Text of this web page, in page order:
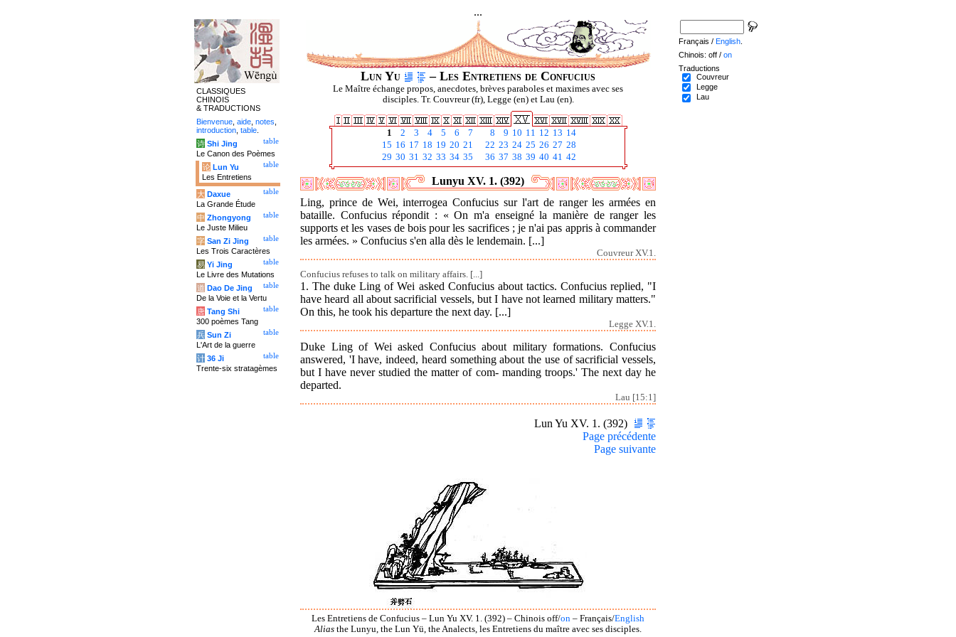
...
Lun Yu – Les Entretiens de Confucius
Le Maître échange propos, anecdotes, brèves paraboles et maximes avec ses
disciples. Tr. Couvreur (fr), Legge (en) et Lau (en).
1 2 3 4 5 6 7 8 9 10 11 12 13 14
15 16 17 18 19 20 21 22 23 24 25 26 27 28
29 30 31 32 33 34 35 36 37 38 39 40 41 42
Lunyu XV. 1. (392)
Ling, prince de Wei, interrogea Confucius sur l'art de ranger les armées en
bataille. Confucius répondit : « On m'a enseigné la manière de ranger les
supports et les vases de bois pour les sacrifices ; je n'ai pas appris à commander
les armées. » Confucius s'en alla dès le lendemain. [...]
Couvreur XV.1.
Confucius refuses to talk on military affairs. [...]
1. The duke Ling of Wei asked Confucius about tactics. Confucius replied, "I
have heard all about sacrificial vessels, but I have not learned military matters."
On this, he took his departure the next day. [...]
Legge XV.1.
Duke Ling of Wei asked Confucius about military formations. Confucius
answered, 'I have, indeed, heard something about the use of sacrificial vessels,
but I have never studied the matter of com- manding troops.' The next day he
departed.
Lau [15:1]
Lun Yu XV. 1. (392)
Page précédente
Page suivante
Les Entretiens de Confucius – Lun Yu XV. 1. (392) – Chinois off/on – Français/English
Alias the Lunyu, the Lun Yü, the Analects, les Entretiens du maître avec ses disciples.
CLASSIQUES
CHINOIS
& TRADUCTIONS
Bienvenue aide notes
introduction table
table
诗 Shi Jing
Le Canon des Poèmes
table
论 Lun Yu
Les Entretiens
table
大 Daxue
La Grande Étude
table
中 Zhongyong
Le Juste Milieu
table
字 San Zi Jing
Les Trois Caractères
table
易 Yi Jing
Le Livre des Mutations
table
道 Dao De Jing
De la Voie et la Vertu
table
唐 Tang Shi
300 poèmes Tang
table
兵 Sun Zi
L'Art de la guerre
table
计 36 Ji
Trente-six stratagèmes
Français / English
Chinois: off / on
Traductions
Couvreur
Legge
Lau